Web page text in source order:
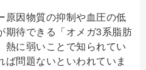
原因物質の抑制や血圧の低
期待できる「オメガ3系脂肪
熱に弱いことで知られてい
ば問題ないといわれていま